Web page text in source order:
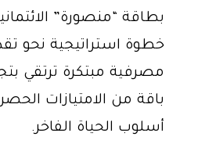
بطاقة “منصورة”
خطوة استراتيجية نحو
مصرفية مبتكرة ترتقي
باقة من الامتيازات
أسلوب الحياة الفاخر.